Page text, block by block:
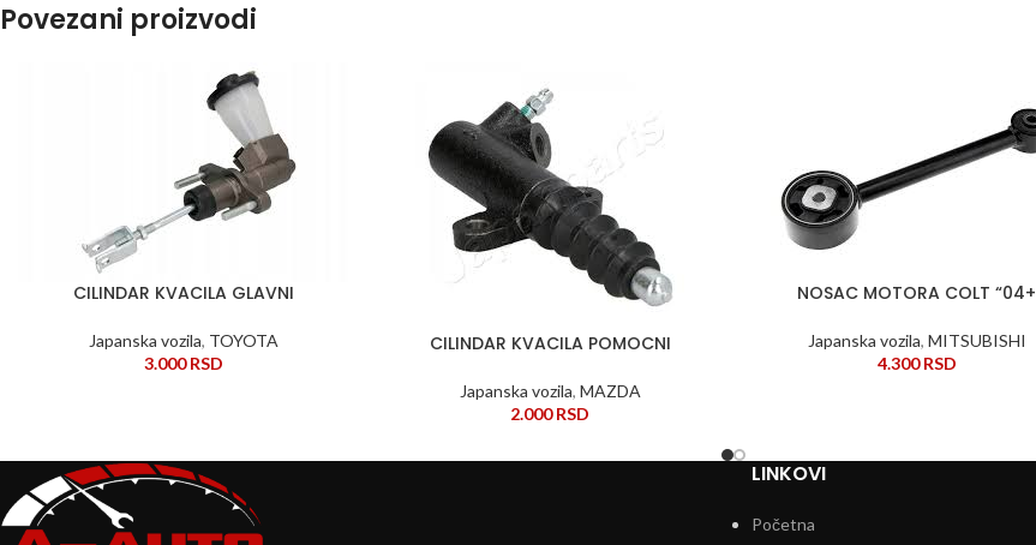
Povezani proizvodi
DODAJ U KORPU
CILINDAR KVACILA GLAVNI
Japanska vozila, TOYOTA
3.000RSD
DODAJ U KORPU
CILINDAR KVACILA POMOCNI
Japanska vozila, MAZDA
2.000RSD
DODAJ U KORPU
NOSAC MOTORA COLT “04+
Japanska vozila, MITSUBISHI
4.300RSD
LINKOVI
Početna